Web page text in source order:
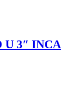
U 3″ INCA